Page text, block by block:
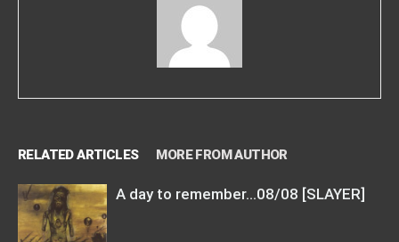
RELATED ARTICLES MORE FROM AUTHOR
A day to remember…08/08 [SLAYER]